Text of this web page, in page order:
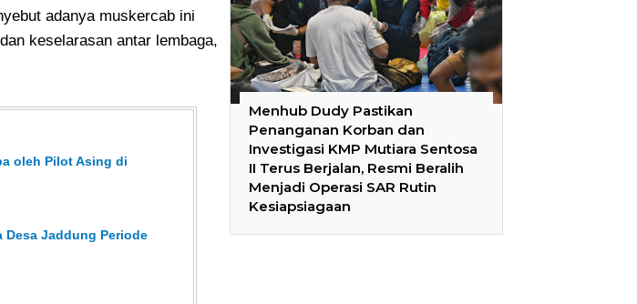
adanya muskercab ini
keselarasan antar lembaga,
oleh Pilot Asing di
Desa Jaddung Periode
Menhub Dudy Pastikan
Penanganan Korban dan
Investigasi KMP Mutiara Sentosa
II Terus Berjalan, Resmi Beralih
Menjadi Operasi SAR Rutin
Kesiapsiagaan